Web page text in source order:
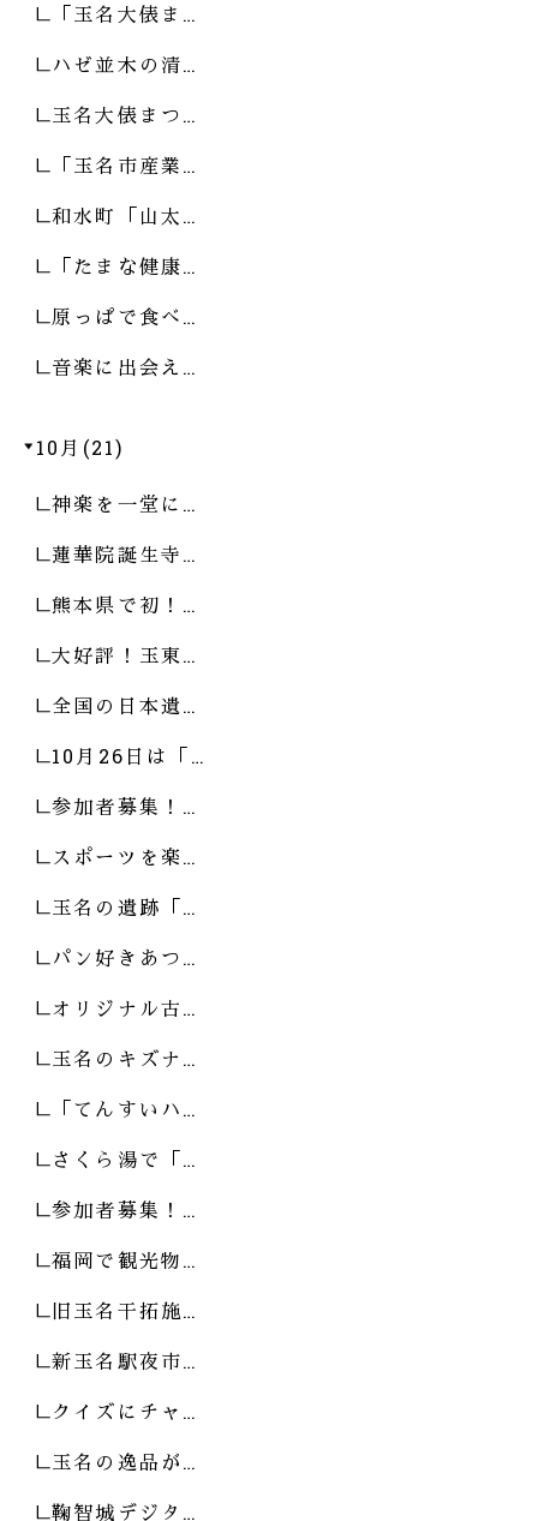
「玉名大俵ま…
ハゼ並木の清…
玉名大俵まつ…
「玉名市産業…
和水町「山太…
「たまな健康…
原っぱで食べ…
音楽に出会え…
10月(21)
神楽を一堂に…
蓮華院誕生寺…
熊本県で初！…
大好評！玉東…
全国の日本遺…
10月26日は「…
参加者募集！…
スポーツを楽…
玉名の遺跡「…
パン好きあつ…
オリジナル古…
玉名のキズナ…
「てんすいハ…
さくら湯で「…
参加者募集！…
福岡で観光物…
旧玉名干拓施…
新玉名駅夜市…
クイズにチャ…
玉名の逸品が…
鞠智城デジタ…